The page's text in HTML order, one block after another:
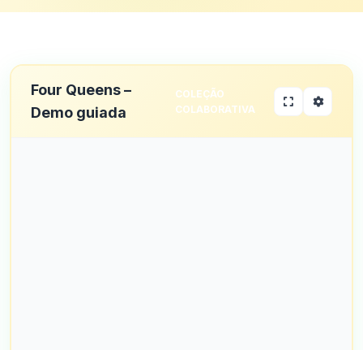
Four Queens –
Demo guiada
COLEÇÃO
COLABORATIVA